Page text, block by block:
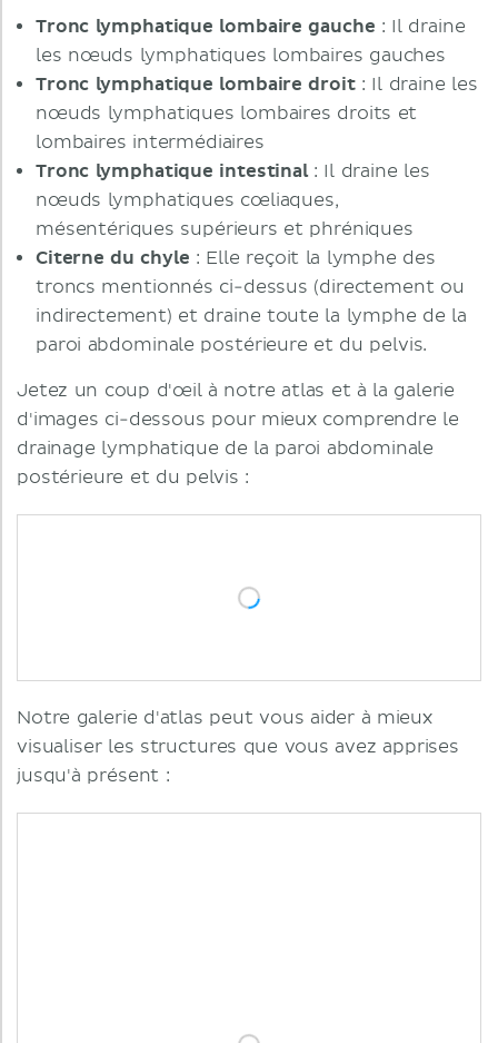
Tronc lymphatique lombaire gauche : Il draine
les nœuds lymphatiques lombaires gauches
Tronc lymphatique lombaire droit: Il draine les
nœuds lymphatiques lombaires droits et
lombaires intermédiaires
Tronc lymphatique intestinal: Il draine les
nœuds lymphatiques cœliaques,
mésentériques supérieurs et phréniques
Citerne du chyle : Elle reçoit la lymphe des
troncs mentionnés ci-dessus (directement ou
indirectement) et draine toute la lymphe de la
paroi abdominale postérieure et du pelvis.
Jetez un coup d'œil à notre atlas et à la galerie
d'images ci-dessous pour mieux comprendre le
drainage lymphatique de la paroi abdominale
postérieure et du pelvis :
Notre galerie d'atlas peut vous aider à mieux
visualiser les structures que vous avez apprises
jusqu'à présent :